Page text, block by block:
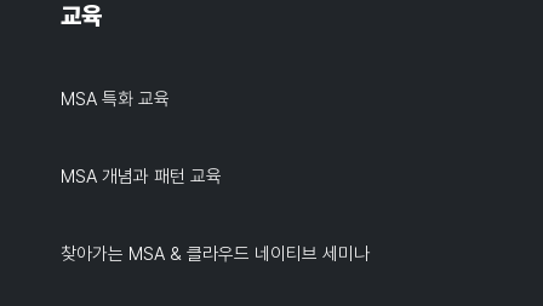
교육
MSA 특화 교육
MSA 개념과 패턴 교육
찾아가는 MSA & 클라우드 네이티브 세미나